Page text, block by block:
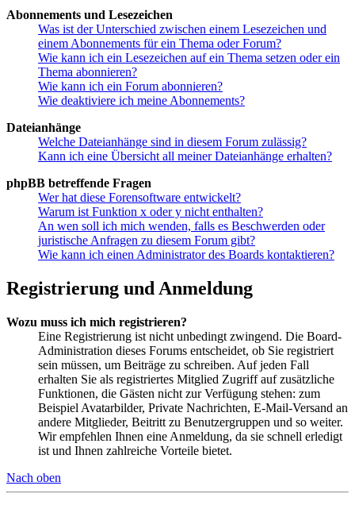
Abonnements und Lesezeichen
Was ist der Unterschied zwischen einem Lesezeichen und
einem Abonnements für ein Thema oder Forum?
Wie kann ich ein Lesezeichen auf ein Thema setzen oder ein
Thema abonnieren?
Wie kann ich ein Forum abonnieren?
Wie deaktiviere ich meine Abonnements?
Dateianhänge
Welche Dateianhänge sind in diesem Forum zulässig?
Kann ich eine Übersicht all meiner Dateianhänge erhalten?
phpBB betreffende Fragen
Wer hat diese Forensoftware entwickelt?
Warum ist Funktion x oder y nicht enthalten?
An wen soll ich mich wenden, falls es Beschwerden oder
juristische Anfragen zu diesem Forum gibt?
Wie kann ich einen Administrator des Boards kontaktieren?
Registrierung und Anmeldung
Wozu muss ich mich registrieren?
Eine Registrierung ist nicht unbedingt zwingend. Die Board-
Administration dieses Forums entscheidet, ob Sie registriert
sein müssen, um Beiträge zu schreiben. Auf jeden Fall
erhalten Sie als registriertes Mitglied Zugriff auf zusätzliche
Funktionen, die Gästen nicht zur Verfügung stehen: zum
Beispiel Avatarbilder, Private Nachrichten, E-Mail-Versand an
andere Mitglieder, Beitritt zu Benutzergruppen und so weiter.
Wir empfehlen Ihnen eine Anmeldung, da sie schnell erledigt
ist und Ihnen zahlreiche Vorteile bietet.
Nach oben